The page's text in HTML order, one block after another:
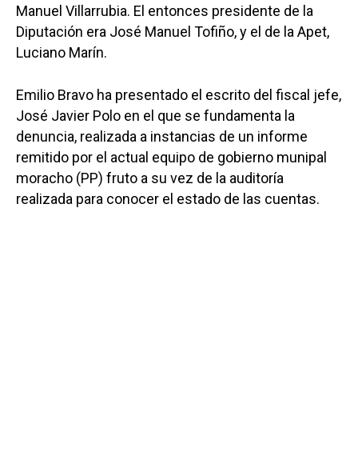
Manuel Villarrubia. El entonces presidente de la
Diputación era José Manuel Tofiño, y el de la Apet,
Luciano Marín.
Emilio Bravo ha presentado el escrito del fiscal jefe,
José Javier Polo en el que se fundamenta la
denuncia, realizada a instancias de un informe
remitido por el actual equipo de gobierno munipal
moracho (PP) fruto a su vez de la auditoría
realizada para conocer el estado de las cuentas.